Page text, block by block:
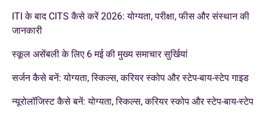
ITI के बाद CITS कैसे करें 2026: योग्यता, परीक्षा, फीस और संस्थान की
जानकारी
स्कूल असेंबली के लिए 6 मई की मुख्य समाचार सुर्खियां
सर्जन कैसे बनें: योग्यता, स्किल्स, करियर स्कोप और स्टेप-बाय-स्टेप गाइड
न्यूरोलॉजिस्ट कैसे बनें: योग्यता, स्किल्स, करियर स्कोप और स्टेप-बाय-स्टेप